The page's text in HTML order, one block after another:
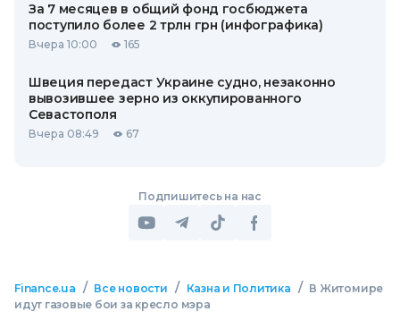
За 7 месяцев в общий фонд госбюджета
поступило более 2 трлн грн (инфографика)
Вчера 10:00 165
Швеция передаст Украине судно, незаконно
вывозившее зерно из оккупированного
Севастополя
Вчера 08:49 67
Подпишитесь на нас
Finance.ua / Все новости / Казна и Политика / В Житомире
идут газовые бои за кресло мэра